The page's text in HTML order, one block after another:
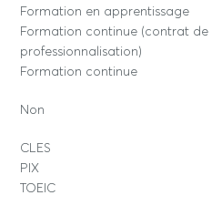
Formation en apprentissage
Formation continue (contrat de
professionnalisation)
Formation continue
Non
CLES
PIX
TOEIC